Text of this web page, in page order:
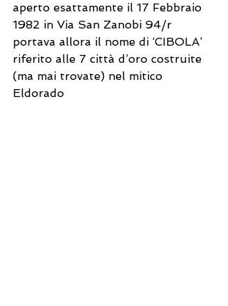
aperto esattamente il 17 Febbraio
1982 in Via San Zanobi 94/r
portava allora il nome di ‘CIBOLA’
riferito alle 7 città d’oro costruite
(ma mai trovate) nel mitico
Eldorado